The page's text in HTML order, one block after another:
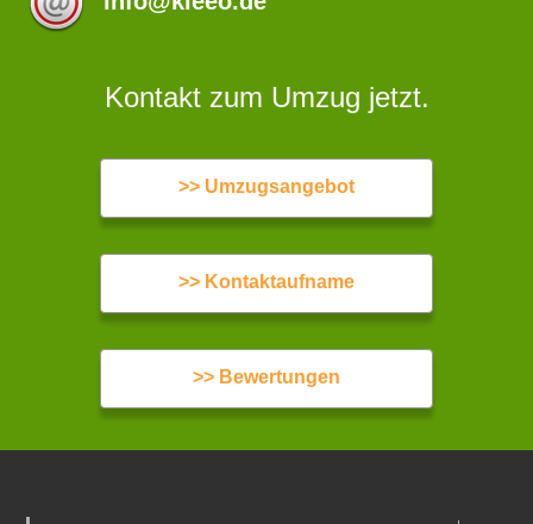
Kontakt zum Umzug jetzt.
>> Umzugsangebot
>> Kontaktaufname
>> Bewertungen